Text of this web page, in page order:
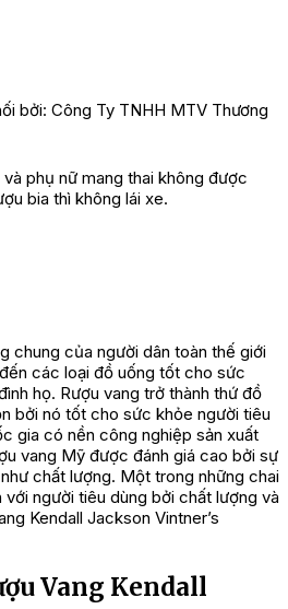
bởi: Công Ty TNHH MTV Thương
phụ nữ mang thai không được
bia thì không lái xe.
chung của người dân toàn thế giới
các loại đồ uống tốt cho sức
họ. Rượu vang trở thành thứ đồ
bởi nó tốt cho sức khỏe người tiêu
gia có nền công nghiệp sản xuất
vang Mỹ được đánh giá cao bởi sự
chất lượng. Một trong những chai
với người tiêu dùng bởi chất lượng và
Kendall Jackson Vintner’s
Vang Kendall